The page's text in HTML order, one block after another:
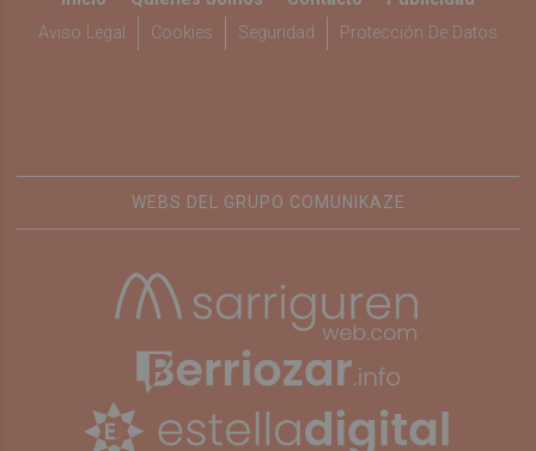
Aviso Legal
Cookies Seguridad Protección De Datos
WEBS DEL GRUPO COMUNIKAZE